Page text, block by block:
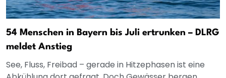
54 Menschen in Bayern bis Juli ertrunken – DLRG
meldet Anstieg
See, Fluss, Freibad – gerade in Hitzephasen ist eine